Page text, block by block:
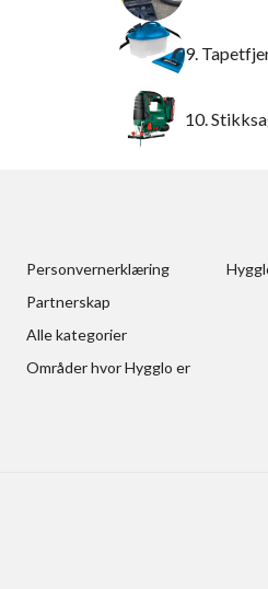
9.
10.
Personvernerklæring
Partnerskap
Alle kategorier
Områder hvor Hygglo er